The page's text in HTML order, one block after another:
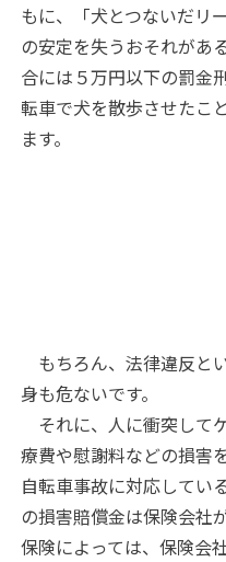
もに、「犬とつないだリ
の安定を失うおそれがあ
合には５万円以下の罰金
転車で犬を散歩させたこ
ます。
もちろん、法律違反と
身も危ないです。
それに、人に衝突して
療費や慰謝料などの損害
自転車事故に対応してい
の損害賠償金は保険会社
保険によっては、保険会